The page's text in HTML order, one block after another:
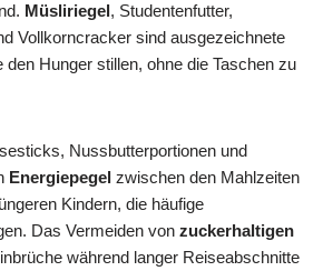
Müsliriegel, Studentenfutter,
Vollkorncracker sind ausgezeichnete
den Hunger stillen, ohne die Taschen zu
Nussbutterportionen und
Energiepegel zwischen den Mahlzeiten
Kindern, die häufige
Das Vermeiden von zuckerhaltigen
während langer Reiseabschnitte